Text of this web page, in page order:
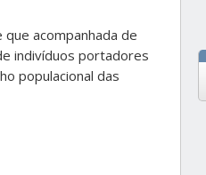
acompanhada de
indivíduos portadores
populacional das